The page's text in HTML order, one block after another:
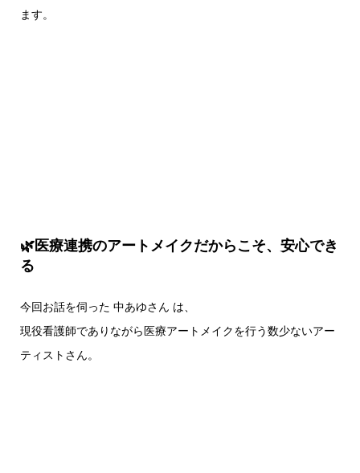
ます。
🌿医療連携のアートメイクだからこそ、安心でき
る
今回お話を伺った 中あゆさん は、
現役看護師でありながら医療アートメイクを行う数少ないアー
ティストさん。